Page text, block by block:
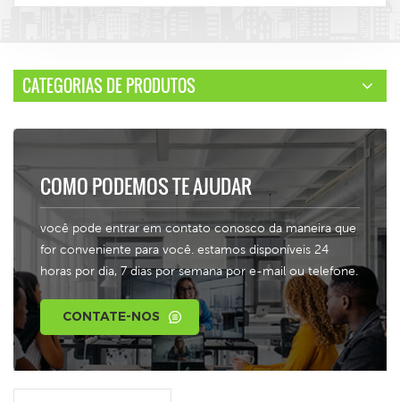
CATEGORIAS DE PRODUTOS
COMO PODEMOS TE AJUDAR
você pode entrar em contato conosco da maneira que
for conveniente para você. estamos disponíveis 24
horas por dia, 7 dias por semana por e-mail ou telefone.
CONTATE-NOS